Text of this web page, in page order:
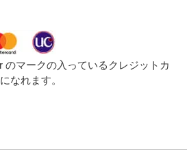
のマークの入っているクレジットカ
なれます。